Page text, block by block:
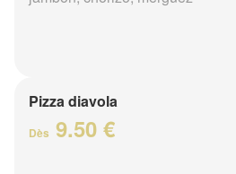
Pizza diavola
Dès 9.50 €